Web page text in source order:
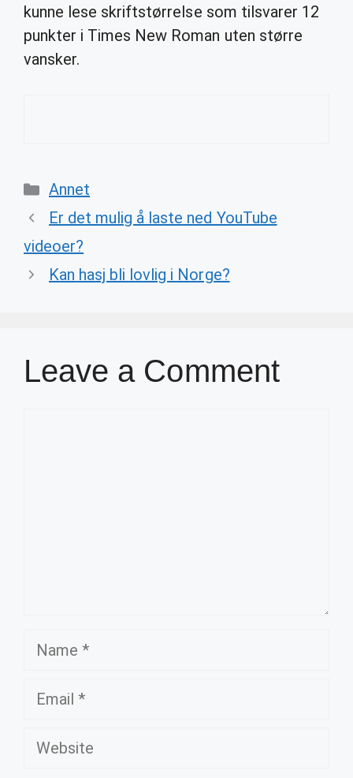
kunne lese skriftstørrelse som tilsvarer 12
punkter i Times New Roman uten større
vansker.
Categories
Annet
Er det mulig å laste ned YouTube
videoer?
Kan hasj bli lovlig i Norge?
Leave a Comment
Name
Email
Website